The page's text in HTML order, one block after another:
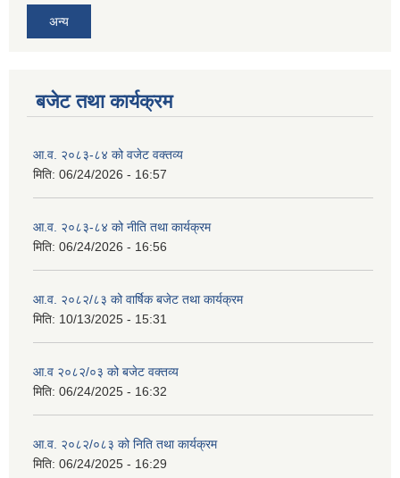
अन्य
बजेट तथा कार्यक्रम
आ.व. २०८३-८४ को वजेट वक्तव्य
मिति: 06/24/2026 - 16:57
आ.व. २०८३-८४ को नीति तथा कार्यक्रम
मिति: 06/24/2026 - 16:56
आ.व. २०८२/८३ को वार्षिक बजेट तथा कार्यक्रम
मिति: 10/13/2025 - 15:31
आ.व २०८२/०३ को बजेट वक्तव्य
मिति: 06/24/2025 - 16:32
आ.व. २०८२/०८३ को निति तथा कार्यक्रम
मिति: 06/24/2025 - 16:29